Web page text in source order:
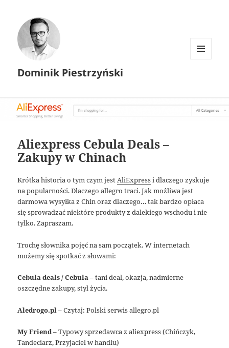
Dominik Piestrzyński
Aliexpress Cebula Deals –
Zakupy w Chinach
Krótka historia o tym czym jestAliExpressi dlaczego zyskuje
na popularności. Dlaczego allegro traci. Jak możliwa jest
darmowa wysyłka z Chin oraz dlaczego… tak bardzo opłaca
się sprowadzać niektóre produkty z dalekiego wschodu i nie
tylko. Zapraszam.
Trochę słownika pojęć na sam początek. W internetach
możemy się spotkać z słowami:
Cebula deals / Cebula– tani deal, okazja, nadmierne
oszczędne zakupy, styl życia.
Aledrogo.pl– Czytaj: Polski serwis allegro.pl
My Friend– Typowy sprzedawca z aliexpress (Chińczyk,
Tandeciarz, Przyjaciel w handlu)